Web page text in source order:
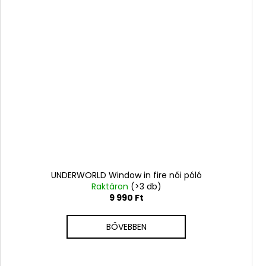
UNDERWORLD Window in fire női póló
Raktáron (>3 db)
9 990 Ft
BŐVEBBEN